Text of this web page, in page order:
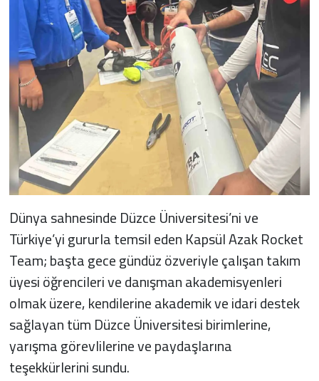
Dünya sahnesinde Düzce Üniversitesi’ni ve
Türkiye’yi gururla temsil eden Kapsül Azak Rocket
Team; başta gece gündüz özveriyle çalışan takım
üyesi öğrencileri ve danışman akademisyenleri
olmak üzere, kendilerine akademik ve idari destek
sağlayan tüm Düzce Üniversitesi birimlerine,
yarışma görevlilerine ve paydaşlarına
teşekkürlerini sundu.